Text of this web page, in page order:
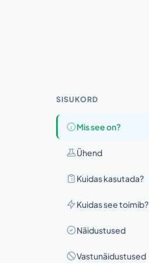
SISUKORD
Mis see on?
Ühend
Kuidas kasutada?
Kuidas see toimib?
Näidustused
Vastunäidustused